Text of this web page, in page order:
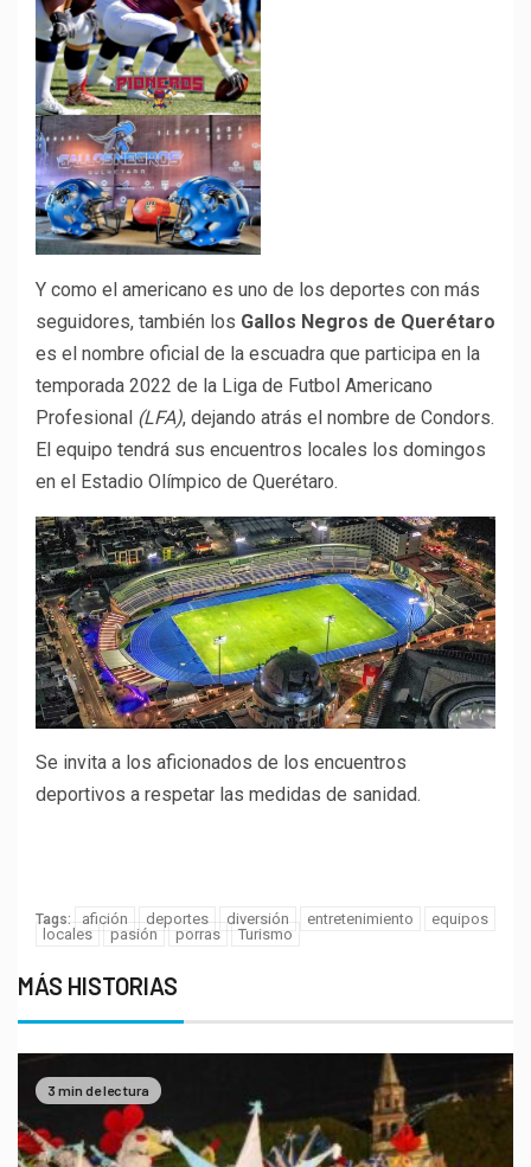
Y como el americano es uno de los deportes con más
seguidores, también los Gallos Negros de Querétaro
es el nombre oficial de la escuadra que participa en la
temporada 2022 de la Liga de Futbol Americano
Profesional (LFA), dejando atrás el nombre de Condors.
El equipo tendrá sus encuentros locales los domingos
en el Estadio Olímpico de Querétaro.
Se invita a los aficionados de los encuentros
deportivos a respetar las medidas de sanidad.
Tags: afición deportes diversión entretenimiento
equipos
locales
pasión porras Turismo
MÁS HISTORIAS
3 min de lectura